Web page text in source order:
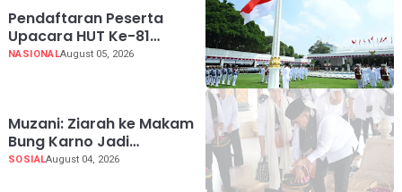
Pendaftaran Peserta
Upacara HUT Ke-81
Kemerdekaan RI di Istana
NASIONALAugust 05, 2026
Muzani: Ziarah ke Makam
Bung Karno Jadi
Pengingat Indonesia
SOSIALAugust 04, 2026